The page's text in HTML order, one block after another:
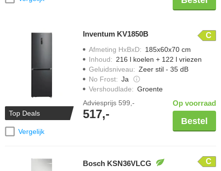
Top Deals
Vergelijk
Inventum KV1850B C
Afmeting HxBxD: 185x60x70 cm
Inhoud: 216 l koelen + 122 l vriezen
Geluidsniveau: Zeer stil - 35 dB
No Frost: Ja
Vershoudlade: Groente
Adviesprijs 599,-
517,-
Op voorraad
Bestel
Bosch KSN36VLCG C